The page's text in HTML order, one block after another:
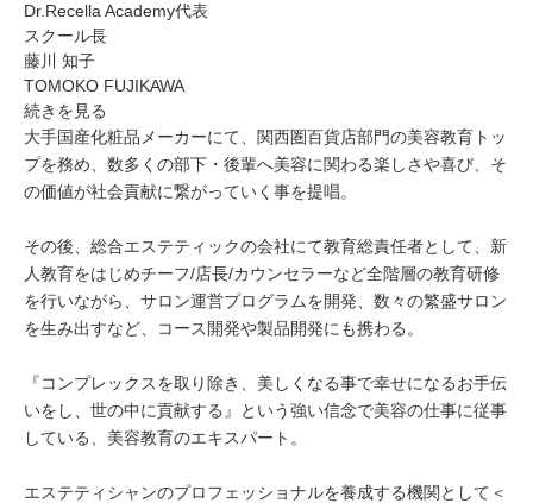
Dr.Recella Academy代表
スクール長
藤川 知子
TOMOKO FUJIKAWA
続きを見る
大手国産化粧品メーカーにて、関西圏百貨店部門の美容教育トッ
プを務め、数多くの部下・後輩へ美容に関わる楽しさや喜び、そ
の価値が社会貢献に繋がっていく事を提唱。
その後、総合エステティックの会社にて教育総責任者として、新
人教育をはじめチーフ/店長/カウンセラーなど全階層の教育研修
を行いながら、サロン運営プログラムを開発、数々の繁盛サロン
を生み出すなど、コース開発や製品開発にも携わる。
『コンプレックスを取り除き、美しくなる事で幸せになるお手伝
いをし、世の中に貢献する』という強い信念で美容の仕事に従事
している、美容教育のエキスパート。
エステティシャンのプロフェッショナルを養成する機関として＜